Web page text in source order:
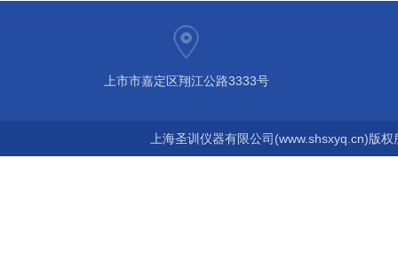
上市市嘉定区翔江公路3333号
上海圣训仪器有限公司(www.shsxyq.cn)版